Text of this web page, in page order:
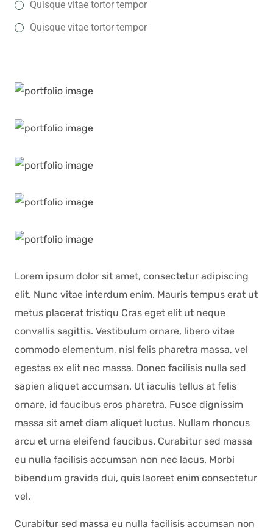
Quisque vitae tortor tempor
Quisque vitae tortor tempor
Lorem ipsum dolor sit amet, consectetur adipiscing
elit. Nunc vitae interdum enim. Mauris tempus erat ut
metus placerat tristiqu Cras eget elit ut neque
convallis sagittis. Vestibulum ornare, libero vitae
commodo elementum, nisl felis pharetra massa, vel
egestas ex elit nec massa. Donec facilisis nulla sed
sapien aliquet accumsan. Ut iaculis tellus at felis
ornare, id faucibus eros pharetra. Fusce dignissim
massa sit amet diam aliquet luctus. Nullam rhoncus
arcu et urna eleifend faucibus. Curabitur sed massa
eu nulla facilisis accumsan non nec lacus. Morbi
bibendum gravida dui, quis laoreet enim consectetur
vel.
Curabitur sed massa eu nulla facilisis accumsan non